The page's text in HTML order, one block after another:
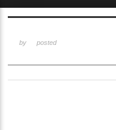
by posted